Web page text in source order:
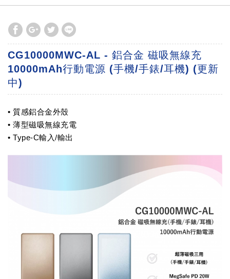
CG10000MWC-AL - 鋁合金 磁吸無線充
10000mAh行動電源 (手機/手錶/耳機) (更新
中)
• 質感鋁合金外殼
• 薄型磁吸無線充電
• Type-C輸入/輸出